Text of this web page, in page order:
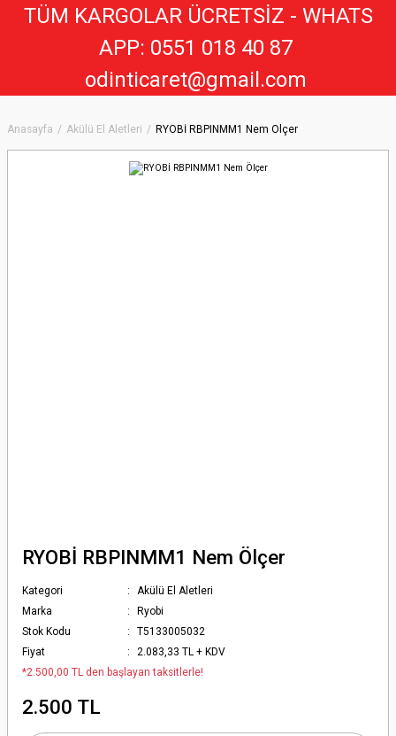
Anasayfa Akülü El Aletleri RYOBİ RBPINMM1 Nem Ölçer
RYOBİ RBPINMM1 Nem Ölçer
Kategori
Akülü El Aletleri
Marka
Ryobi
Stok Kodu
T5133005032
Fiyat
2.083,33 TL + KDV
*2.500,00 TL den başlayan taksitlerle!
2.500 TL
TÜM KARGOLAR ÜCRETSİZ - WHATS
APP: 0551 018 40 87
odinticaret@gmail.com